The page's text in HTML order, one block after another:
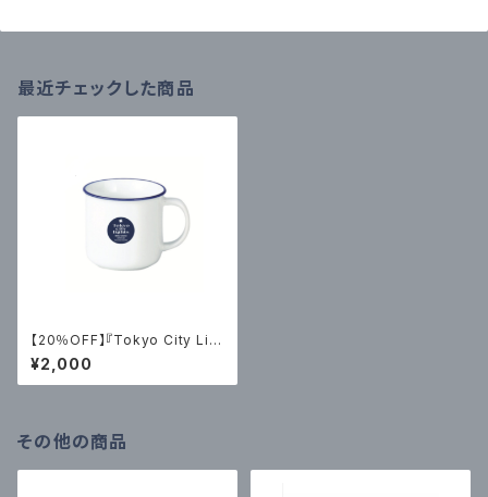
最近チェックした商品
【20％OFF】『Tokyo City Lig
hts 2』マグカップ
¥2,000
その他の商品